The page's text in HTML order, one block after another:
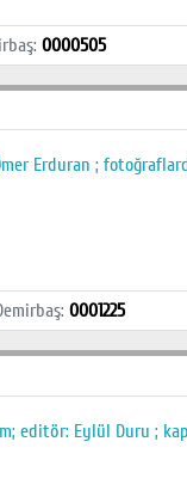
: 0000505
Erduran ;
: 0001225
editör: Eylül Duru ;